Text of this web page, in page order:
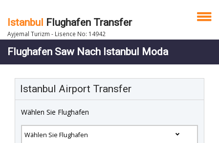
Istanbul Flughafen Transfer
Ayjemal Turizm - Lisence No: 14942
Flughafen Saw Nach Istanbul Moda
Istanbul Airport Transfer
Wählen Sie Flughafen